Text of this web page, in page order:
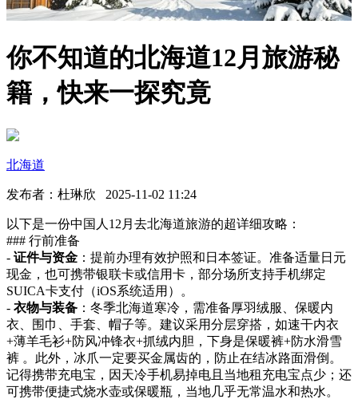
你不知道的北海道12月旅游秘
籍，快来一探究竟
北海道
发布者：杜琳欣 2025-11-02 11:24
以下是一份中国人12月去北海道旅游的超详细攻略：
### 行前准备
- 证件与资金 ：提前办理有效护照和日本签证。准备适量日元
现金，也可携带银联卡或信用卡，部分场所支持手机绑定
SUICA卡支付（iOS系统适用）。
- 衣物与装备 ：冬季北海道寒冷，需准备厚羽绒服、保暖内
衣、围巾、手套、帽子等。建议采用分层穿搭，如速干内衣
+薄羊毛衫+防风冲锋衣+抓绒内胆，下身是保暖裤+防水滑雪
裤 。此外，冰爪一定要买金属齿的，防止在结冰路面滑倒。
记得携带充电宝，因天冷手机易掉电且当地租充电宝点少；还
可携带便捷式烧水壶或保暖瓶，当地几乎无常温水和热水。